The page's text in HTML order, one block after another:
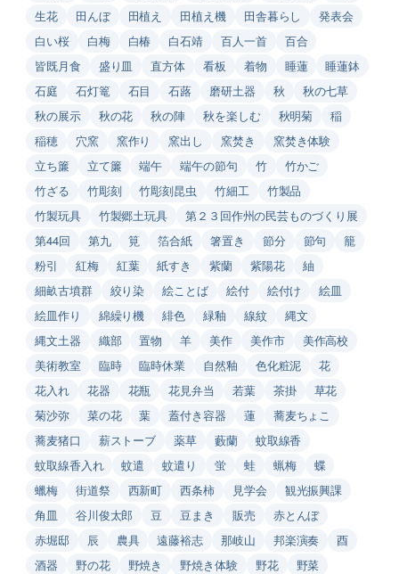
生花
田んぼ 田植え 田植え機 田舎暮らし
発表会
白い桜
白梅 白椿 白石靖 百人一首
百合
皆既月食
盛り皿 直方体 看板 着物 睡蓮
睡蓮鉢
石庭
石灯篭 石目 石蕗 磨研土器 秋
秋の七草
秋の展示
秋の花 秋の陣 秋を楽しむ 秋明菊
稲
稲穂
穴窯 窯作り 窯出し 窯焚き
窯焚き体験
立ち簾
立て簾 端午 端午の節句 竹
竹かご
竹ざる
竹彫刻 竹彫刻昆虫 竹細工
竹製品
竹製玩具
竹製郷土玩具
第２３回作州の民芸ものづくり展
第44回
第九 筧 箔合紙 箸置き 節分 節句
籠
粉引
紅梅 紅葉 紙すき 紫蘭 紫陽花
紬
細畝古墳群
絞り染 絵ことば 絵付 絵付け
絵皿
絵皿作り
綿繰り機 緋色 緑釉 線紋
縄文
縄文土器
織部 置物 羊 美作 美作市
美作高校
美術教室
臨時 臨時休業 自然釉 色化粧泥
花
花入れ
花器 花瓶 花見弁当 若葉 茶掛
草花
菊沙弥
菜の花 葉 蓋付き容器 蓮
蕎麦ちょこ
蕎麦猪口
薪ストーブ 薬草 藪蘭
蚊取線香
蚊取線香入れ
蚊遣 蚊遣り 蛍 蛙 蝋梅
蝶
蠟梅
街道祭 西新町 西条柿 見学会
観光振興課
角皿
谷川俊太郎 豆 豆まき 販売
赤とんぼ
赤堀邸
辰 農具 遠藤裕志 那岐山 邦楽演奏
酉
酒器
野の花 野焼き 野焼き体験 野花
野菜